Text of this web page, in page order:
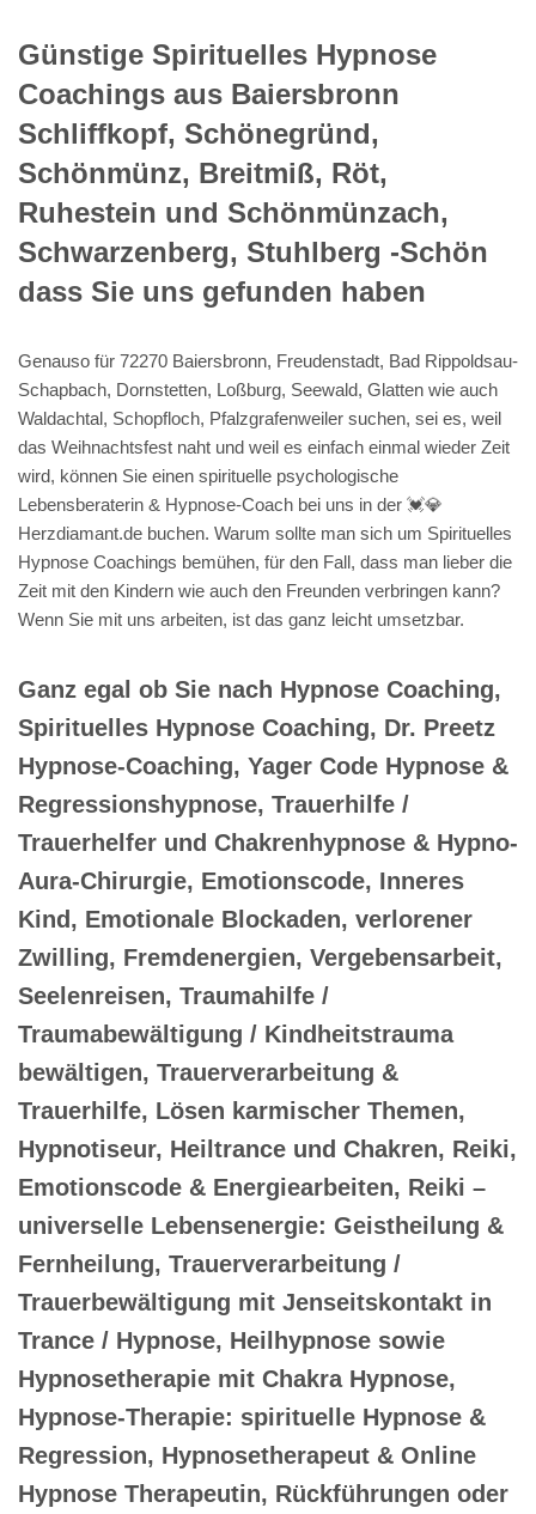
Günstige Spirituelles Hypnose
Coachings aus Baiersbronn
Schliffkopf, Schönegründ,
Schönmünz, Breitmiß, Röt,
Ruhestein und Schönmünzach,
Schwarzenberg, Stuhlberg -Schön
dass Sie uns gefunden haben
Genauso für 72270 Baiersbronn, Freudenstadt, Bad Rippoldsau-
Schapbach, Dornstetten, Loßburg, Seewald, Glatten wie auch
Waldachtal, Schopfloch, Pfalzgrafenweiler suchen, sei es, weil
das Weihnachtsfest naht und weil es einfach einmal wieder Zeit
wird, können Sie einen spirituelle psychologische
Lebensberaterin & Hypnose-Coach bei uns in der 💓️💎
Herzdiamant.de buchen. Warum sollte man sich um Spirituelles
Hypnose Coachings bemühen, für den Fall, dass man lieber die
Zeit mit den Kindern wie auch den Freunden verbringen kann?
Wenn Sie mit uns arbeiten, ist das ganz leicht umsetzbar.
Ganz egal ob Sie nach Hypnose Coaching,
Spirituelles Hypnose Coaching, Dr. Preetz
Hypnose-Coaching, Yager Code Hypnose &
Regressionshypnose, Trauerhilfe /
Trauerhelfer und Chakrenhypnose & Hypno-
Aura-Chirurgie, Emotionscode, Inneres
Kind, Emotionale Blockaden, verlorener
Zwilling, Fremdenergien, Vergebensarbeit,
Seelenreisen, Traumahilfe /
Traumabewältigung / Kindheitstrauma
bewältigen, Trauerverarbeitung &
Trauerhilfe, Lösen karmischer Themen,
Hypnotiseur, Heiltrance und Chakren, Reiki,
Emotionscode & Energiearbeiten, Reiki –
universelle Lebensenergie: Geistheilung &
Fernheilung, Trauerverarbeitung /
Trauerbewältigung mit Jenseitskontakt in
Trance / Hypnose, Heilhypnose sowie
Hypnosetherapie mit Chakra Hypnose,
Hypnose-Therapie: spirituelle Hypnose &
Regression, Hypnosetherapeut & Online
Hypnose Therapeutin, Rückführungen oder